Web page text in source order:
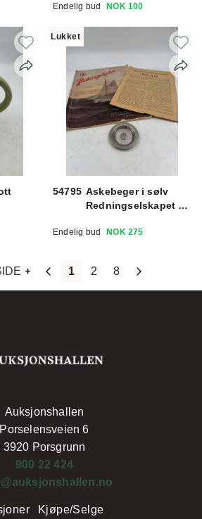
Endelig bud NOK 100
Lukket
54795 Askebeger i sølv
Redningselskapet +
ark)
Endelig bud NOK 275
1 2 8
Auksjonshallen
Porselensveien 6
3920 Porsgrunn
900 22 424
Kjøpe/Selge